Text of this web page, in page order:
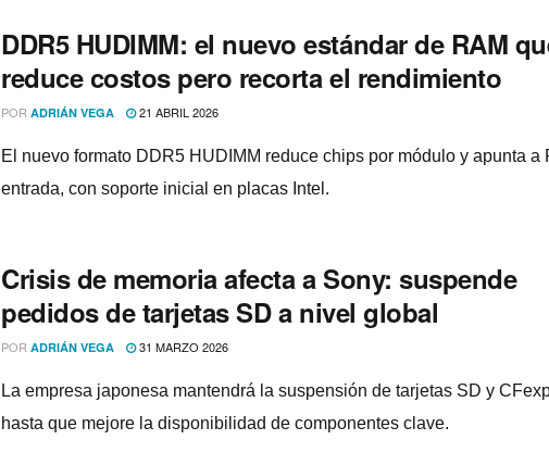
DDR5 HUDIMM: el nuevo estándar de RAM
reduce costos pero recorta el rendimiento
POR ADRIÁN VEGA 21 ABRIL 2026
El nuevo formato DDR5 HUDIMM reduce chips por módulo y apunta a
entrada, con soporte inicial en placas Intel.
Crisis de memoria afecta a Sony: suspende
pedidos de tarjetas SD a nivel global
POR ADRIÁN VEGA 31 MARZO 2026
La empresa japonesa mantendrá la suspensión de tarjetas SD y
hasta que mejore la disponibilidad de componentes clave.